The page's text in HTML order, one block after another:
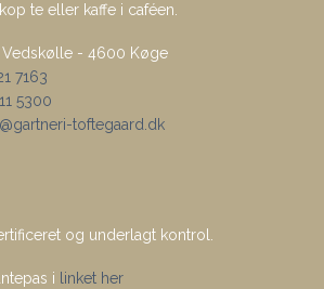
te eller kaffe i caféen.
Vedskølle - 4600 Køge
7163
5300
toftegaard.dk
og underlagt kontrol.
i linket her